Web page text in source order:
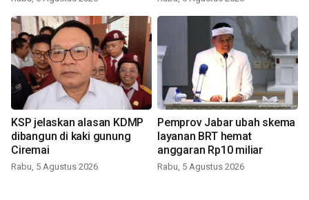
KSP jelaskan alasan KDMP
dibangun di kaki gunung
Ciremai
Rabu, 5 Agustus 2026
Pemprov Jabar ubah skema
layanan BRT hemat
anggaran Rp10 miliar
Rabu, 5 Agustus 2026